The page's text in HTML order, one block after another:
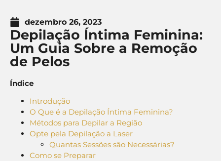
dezembro 26, 2023
Depilação Íntima Feminina:
Um Guia Sobre a Remoção
de Pelos
Índice
Introdução
O Que é a Depilação Íntima Feminina?
Métodos para Depilar a Região
Opte pela Depilação a Laser
Quantas Sessões são Necessárias?
Como se Preparar